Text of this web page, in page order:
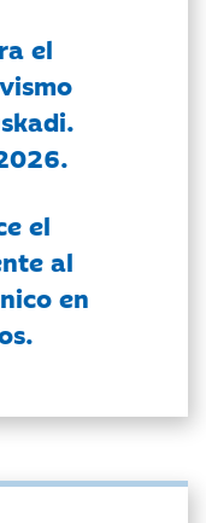
el
el
al
en